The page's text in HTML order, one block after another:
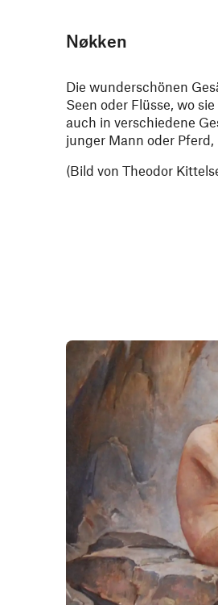
Nøkken
Die wunderschönen
Seen oder Flüsse, wo
auch in verschiedene
junger Mann oder
(Bild von Theodor